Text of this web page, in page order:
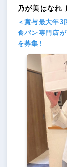
乃が美はなれ
＜賞与最大年3
食パン専門店が
を募集！